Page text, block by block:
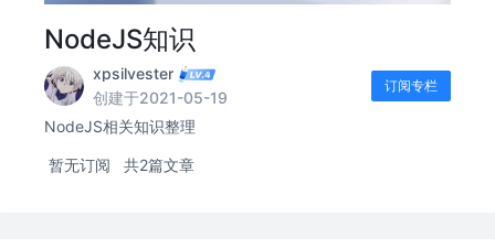
NodeJS知识
xpsilvester
创建于2021-05-19
订阅专栏
NodeJS相关知识整理
暂无订阅 共2篇文章